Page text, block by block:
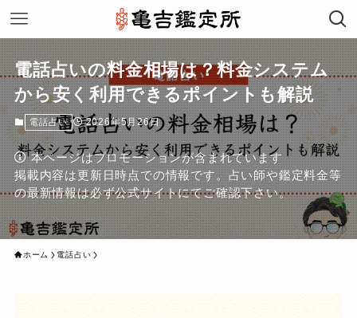
電話占いの料金相場は？料金システム
から安く利用できるポイントも解説
電話占い 2026年5月26日
本ページはプロモーションが含まれています
掲載内容は更新日時点での情報です。占い師や鑑定料金等
の最新情報は必ず公式サイトにてご確認下さい。
ホーム 電話占い